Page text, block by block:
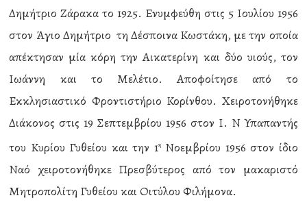
Δημήτριο Ζάρακα το 1925. Ενυμφεύθη στις 5 Ιουλίου 1956
στον Άγιο Δημήτριο τη Δέσποινα Κωστάκη, με την οποία
απέκτησαν μία κόρη την Αικατερίνη και δύο υιούς, τον
Ιωάννη και το Μελέτιο. Αποφοίτησε από το
Εκκλησιαστικό Φροντιστήριο Κορίνθου. Χειροτονήθηκε
Διάκονος στις 19 Σεπτεμβρίου 1956 στον Ι. Ν Υπαπαντής
του Κυρίου Γυθείου και την 1ηΝοεμβρίου 1956 στον ίδιο
Ναό χειροτονήθηκε Πρεσβύτερος από τον μακαριστό
Μητροπολίτη Γυθείου και Οιτύλου Φιλήμονα.